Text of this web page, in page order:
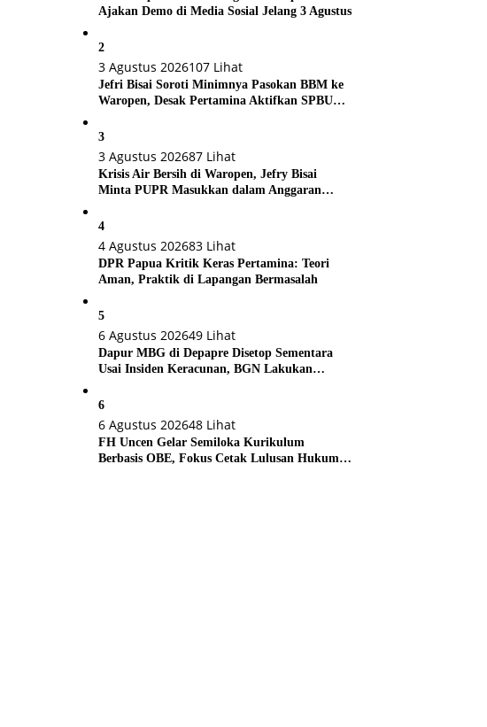
Ajakan Demo di Media Sosial Jelang 3 Agustus
2
3 Agustus 2026107 Lihat
Jefri Bisai Soroti Minimnya Pasokan BBM ke
Waropen, Desak Pertamina Aktifkan SPBU
3
3 Agustus 202687 Lihat
Krisis Air Bersih di Waropen, Jefry Bisai
Minta PUPR Masukkan dalam Anggaran
4
4 Agustus 202683 Lihat
DPR Papua Kritik Keras Pertamina: Teori
Aman, Praktik di Lapangan Bermasalah
5
6 Agustus 202649 Lihat
Dapur MBG di Depapre Disetop Sementara
Usai Insiden Keracunan, BGN Lakukan
6
6 Agustus 202648 Lihat
FH Uncen Gelar Semiloka Kurikulum
Berbasis OBE, Fokus Cetak Lulusan Hukum